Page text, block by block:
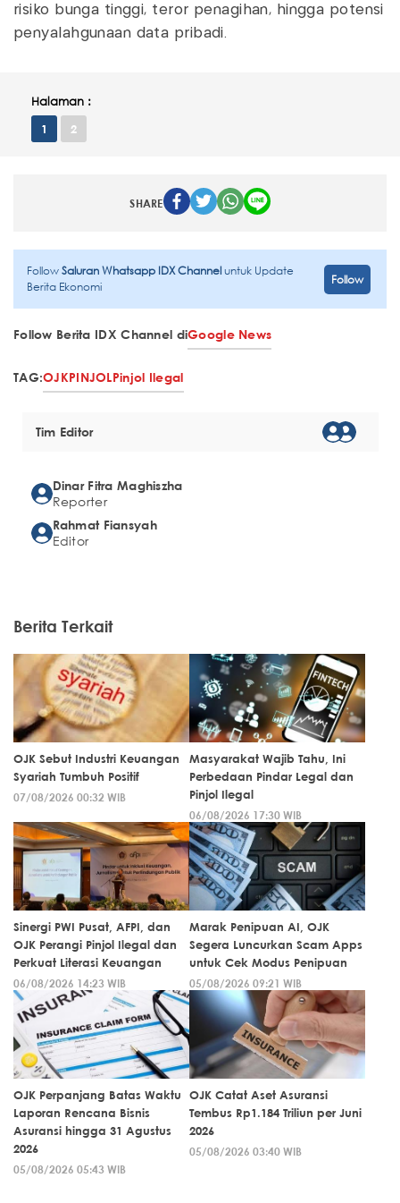
risiko bunga tinggi, teror penagihan, hingga potensi
penyalahgunaan data pribadi.
Halaman :
1 2
SHARE
FollowSaluran Whatsapp IDX Channeluntuk Update
Berita Ekonomi
Follow
Follow Berita IDX Channel diGoogle News
TAG:OJKPINJOLPinjol Ilegal
Tim Editor
Dinar Fitra Maghiszha
Reporter
Rahmat Fiansyah
Editor
Berita Terkait
OJK Sebut Industri Keuangan
Syariah Tumbuh Positif
07/08/2026 00:32 WIB
Masyarakat Wajib Tahu, Ini
Perbedaan Pindar Legal dan
Pinjol Ilegal
06/08/2026 17:30 WIB
Sinergi PWI Pusat, AFPI, dan
OJK Perangi Pinjol Ilegal dan
Perkuat Literasi Keuangan
06/08/2026 14:23 WIB
Marak Penipuan AI, OJK
Segera Luncurkan Scam Apps
untuk Cek Modus Penipuan
05/08/2026 09:21 WIB
OJK Perpanjang Batas Waktu
Laporan Rencana Bisnis
Asuransi hingga 31 Agustus
2026
05/08/2026 05:43 WIB
OJK Catat Aset Asuransi
Tembus Rp1.184 Triliun per Juni
2026
05/08/2026 03:40 WIB